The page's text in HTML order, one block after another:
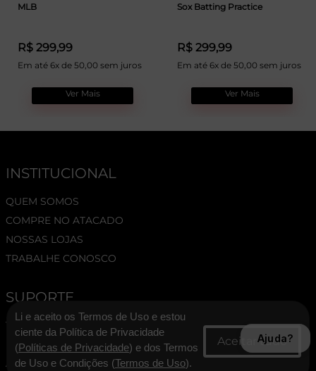
MLB
R$ 299,99
Em até 6x de 50,00 sem juros
Ver Mais
Sox Batting Practice
R$ 299,99
Em até 6x de 50,00 sem juros
Ver Mais
INSTITUCIONAL
QUEM SOMOS
COMPRE NO ATACADO
NOSSAS LOJAS
TRABALHE CONOSCO
SUPORTE
TERMOS E CONDIÇÕES
POLÍTICA DE PRIVACIDADE
ASSESSORIA DE IMPRENSA
Li e aceito os Termos de Uso e estou
ciente da Política de Privacidade
(Políticas de Privacidade) e dos Termos
de Uso e Condições (Termos de Uso).
Ajuda?